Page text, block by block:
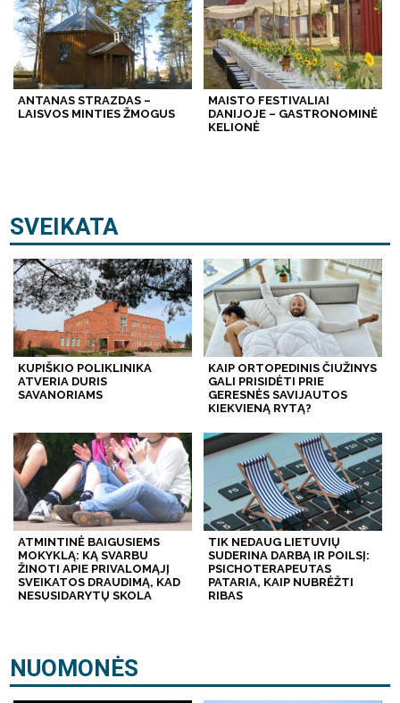
ANTANAS STRAZDAS –
LAISVOS MINTIES ŽMOGUS
MAISTO FESTIVALIAI
DANIJOJE – GASTRONOMINĖ
KELIONĖ
SVEIKATA
KUPIŠKIO POLIKLINIKA
ATVERIA DURIS
SAVANORIAMS
KAIP ORTOPEDINIS ČIUŽINYS
GALI PRISIDĖTI PRIE
GERESNĖS SAVIJAUTOS
KIEKVIENĄ RYTĄ?
ATMINTINĖ BAIGUSIEMS
MOKYKLĄ: KĄ SVARBU
ŽINOTI APIE PRIVALOMĄJĮ
SVEIKATOS DRAUDIMĄ, KAD
NESUSIDARYTŲ SKOLA
TIK NEDAUG LIETUVIŲ
SUDERINA DARBĄ IR POILSĮ:
PSICHOTERAPEUTAS
PATARIA, KAIP NUBRĖŽTI
RIBAS
NUOMONĖS